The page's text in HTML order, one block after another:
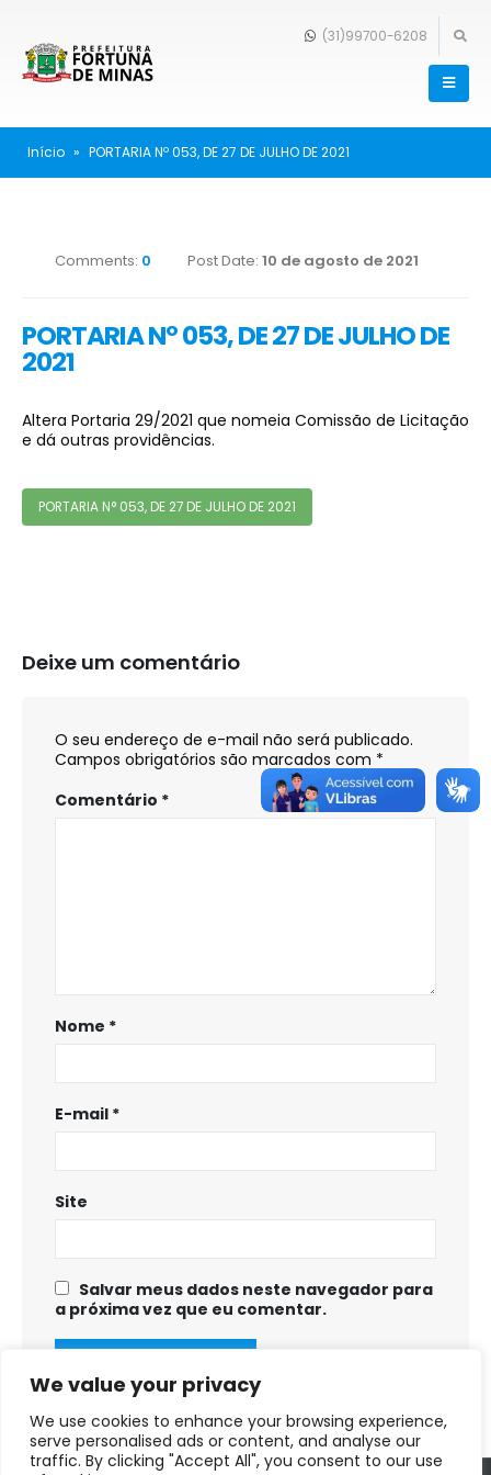
We value your privacy
We use cookies to enhance your browsing experience,
serve personalised ads or content, and analyse our
traffic. By clicking "Accept All", you consent to our use
(31)99700-6208
Início » PORTARIA Nº 053, DE 27 DE JULHO DE 2021
Comments: 0 Post Date: 10 de agosto de 2021
PORTARIA Nº 053, DE 27 DE JULHO DE
2021
Altera Portaria 29/2021 que nomeia Comissão de Licitação
e dá outras providências.
PORTARIA N° 053, DE 27 DE JULHO DE 2021
Deixe um comentário
O seu endereço de e-mail não será publicado.
Campos obrigatórios são marcados com *
Comentário *
Nome *
E-mail *
Site
Salvar meus dados neste navegador para
a próxima vez que eu comentar.